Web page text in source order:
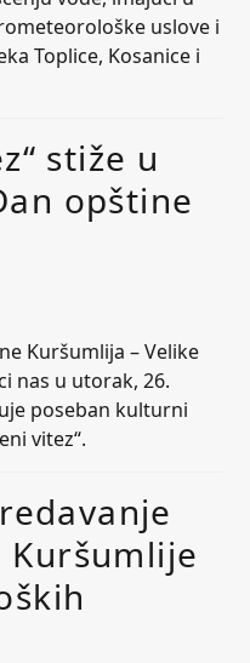
uslove i
Toplice, Kosanice i
stiže u
opštine
Kuršumlija – Velike
nas u utorak, 26.
poseban kulturni
vitez“.
Kuršumlije